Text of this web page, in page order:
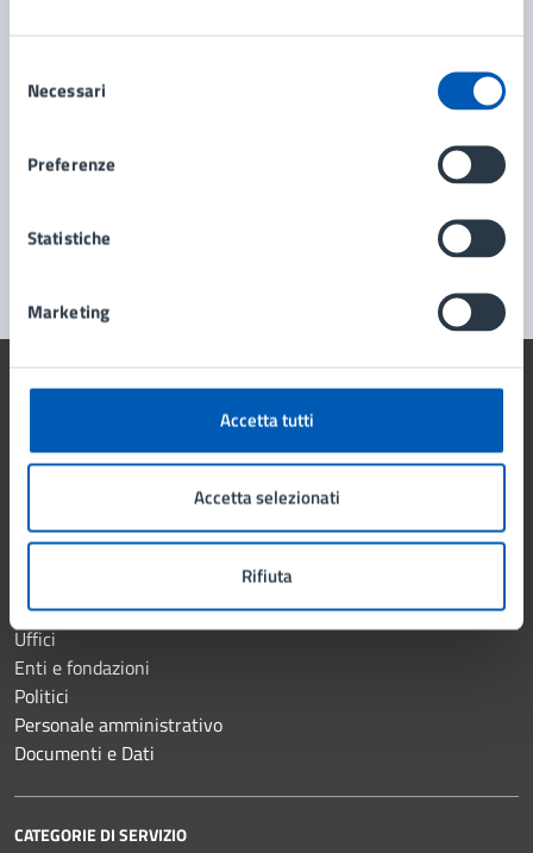
delNecessari
Preferenze
Statistiche
Marketing
Accetta tutti
Accetta selezionati
Rifiuta
Richiedi assistenza
Segnala disservizio
Comune di Lissone
AMMINISTRAZIONE
Aree amministrative
Uffici
Enti e fondazioni
Politici
Personale amministrativo
Documenti e Dati
CATEGORIE DI SERVIZIO